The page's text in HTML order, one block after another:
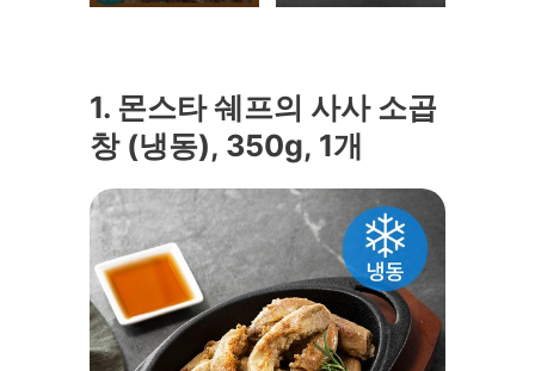
1. 몬스타 쉐프의 사사 소곱
창 (냉동), 350g, 1개